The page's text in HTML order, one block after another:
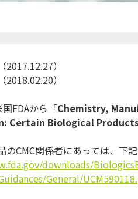
）
）
FDAから「Chemistry,
Certain Biological
のCMC関係者にあっては、下
downloads/
General/